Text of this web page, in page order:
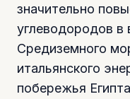
значительно
углеводородов в
Средиземного
итальянского
побережья